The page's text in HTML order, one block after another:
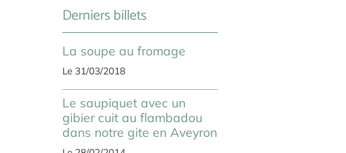
Derniers billets
La soupe au fromage
Le 31/03/2018
Le saupiquet avec un
gibier cuit au flambadou
dans notre gite en Aveyron